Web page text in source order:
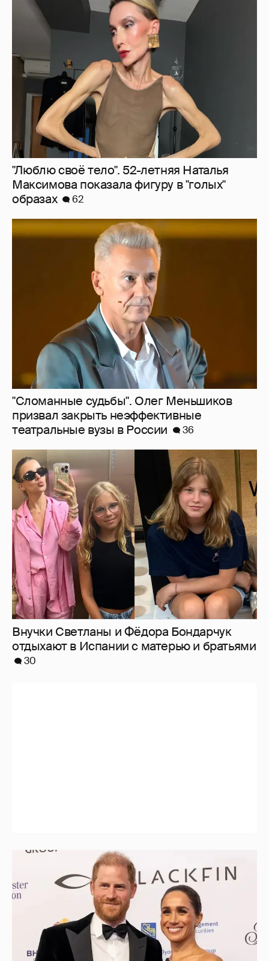
"Люблю своё тело". 52-летняя Наталья
Максимова показала фигуру в "голых"
образах
62
"Сломанные судьбы". Олег Меньшиков
призвал закрыть неэффективные
театральные вузы в России
36
Внучки Светланы и Фёдора Бондарчук
отдыхают в Испании с матерью и братьями
30
Меган Маркл и принц Гарри вышли в свет
в Канаде